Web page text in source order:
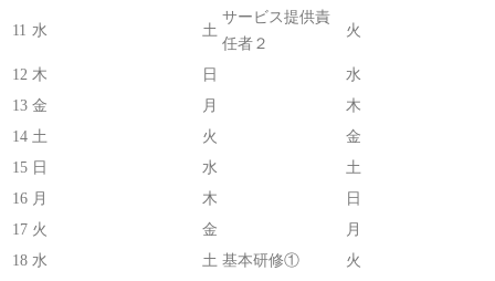
11 水 土
サービス提供責
任者２
火
12 木 日
水
13 金 月
木
14 土 火
金
15 日 水
土
16 月 木
日
17 火 金
月
18 水 土 基本研修① 火